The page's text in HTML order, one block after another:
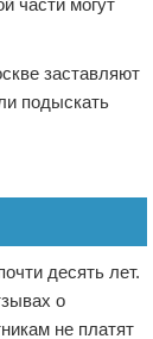
части могут
заставляют
подыскать
десять лет.
о
не платят